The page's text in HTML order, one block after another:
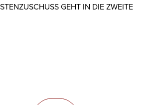
GEHT IN DIE ZWEITE